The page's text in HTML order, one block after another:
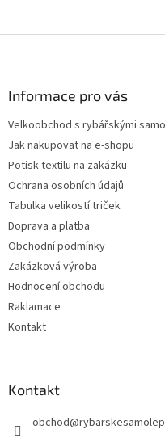
Informace pro vás
Velkoobchod s rybářskými
Jak nakupovat na e-shopu
Potisk textilu na zakázku
Ochrana osobních údajů
Tabulka velikostí triček
Doprava a platba
Obchodní podmínky
Zakázková výroba
Hodnocení obchodu
Raklamace
Kontakt
Kontakt
obchod@